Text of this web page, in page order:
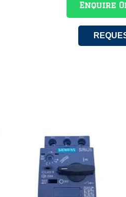
Enquire